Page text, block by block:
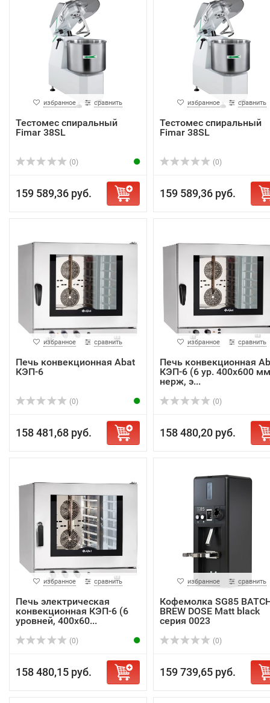
избранное сравнить
Тестомес спиральный
Fimar 38SL
(0)
159 589,36 руб.
избранное сравнить
Тестомес спиральный
Fimar 38SL
(0)
159 589,36 руб.
избранное сравнить
Печь конвекционная Abat
КЭП-6
(0)
158 481,68 руб.
избранное сравнить
Печь конвекционная
КЭП-6 (6 ур. 400х600
нерж, э...
(0)
158 480,20 руб.
избранное сравнить
Печь электрическая
конвекционная КЭП-6 (6
уровней, 400х60...
(0)
158 480,15 руб.
избранное сравнить
Кофемолка SG85
BREW DOSE Matt black
серия 0023
(0)
159 739,65 руб.